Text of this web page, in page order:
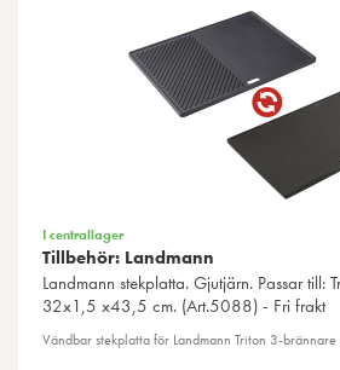
I centrallager
Tillbehör: Landmann
Landmann stekplatta. Gjutjärn. Passar till:
32x1,5 x43,5 cm. (Art.5088) - Fri frakt
Vändbar stekplatta för Landmann Triton 3-